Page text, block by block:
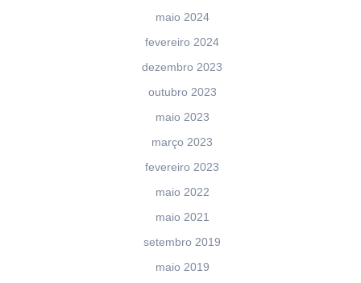
maio 2024
fevereiro 2024
dezembro 2023
outubro 2023
maio 2023
março 2023
fevereiro 2023
maio 2022
maio 2021
setembro 2019
maio 2019